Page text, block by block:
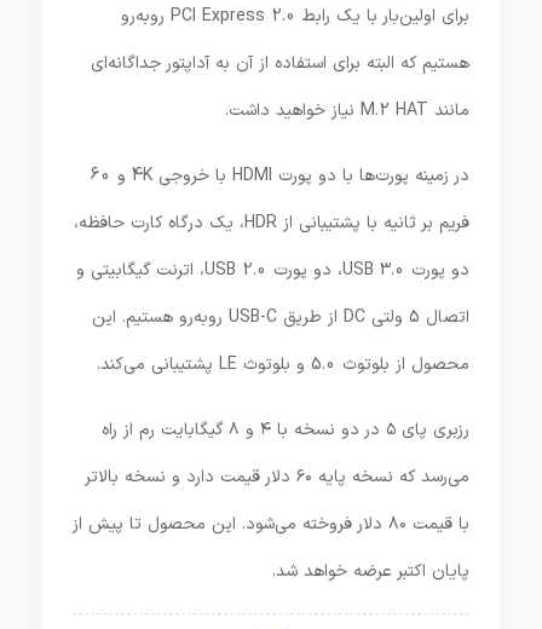
برای اولین‌بار با یک رابط PCI Express 2.0‌ روبه‌رو
هستیم که البته برای استفاده از آن به آداپتور جداگانه‌ای
مانند M.2 HAT نیاز خواهید داشت.
در زمینه پورت‌ها با دو پورت HDMI با خروجی 4K و 60
فریم بر ثانیه با پشتیبانی از HDR، یک درگاه کارت حافظه،
دو پورت USB 3.0، دو پورت USB 2.0، اترنت گیگابیتی و
اتصال 5 ولتی DC از طریق USB-C روبه‌رو هستیم. این
محصول از بلوتوث 5.0 و بلوتوث LE پشتیبانی می‌کند.
رزبری پای ۵ در دو نسخه با ۴ و ۸ گیگابایت رم از راه
می‌رسد که نسخه پایه ۶۰ دلار قیمت دارد و نسخه بالاتر
با قیمت ۸۰ دلار فروخته می‌شود. این محصول تا پیش از
پایان اکتبر عرضه خواهد شد.